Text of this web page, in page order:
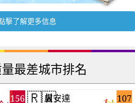
擊了解更多信息
最差城市排名
156 🇷🇼 107
盧安達